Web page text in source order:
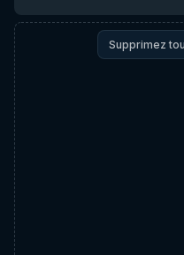
Supprimez